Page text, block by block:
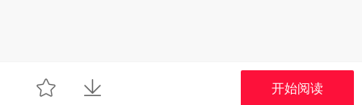
我身上有条龙-24-我身上有条龙第24话 冲动6
开始阅读